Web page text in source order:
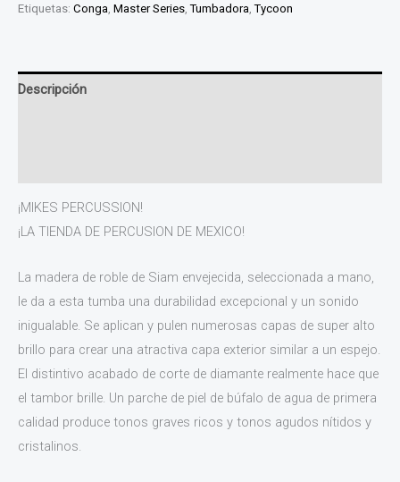
Etiquetas: Conga Master Series ,Tumbadora ,Tycoon
Descripción
¡MIKES PERCUSSION!
¡LA TIENDA DE PERCUSION DE MEXICO!
La madera de roble de Siam envejecida, seleccionada a mano,
le da a esta tumba una durabilidad excepcional y un sonido
inigualable. Se aplican y pulen numerosas capas de super alto
brillo para crear una atractiva capa exterior similar a un espejo.
El distintivo acabado de corte de diamante realmente hace que
el tambor brille. Un parche de piel de búfalo de agua de primera
calidad produce tonos graves ricos y tonos agudos nítidos y
cristalinos.